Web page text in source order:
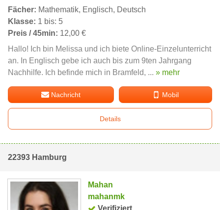
Fächer: Mathematik, Englisch, Deutsch
Klasse: 1 bis: 5
Preis / 45min: 12,00 €
Hallo! Ich bin Melissa und ich biete Online-Einzelunterricht
an. In Englisch gebe ich auch bis zum 9ten Jahrgang
Nachhilfe. Ich befinde mich in Bramfeld, ... » mehr
Nachricht Mobil
Details
22393 Hamburg
Mahan
mahanmk
Verifiziert